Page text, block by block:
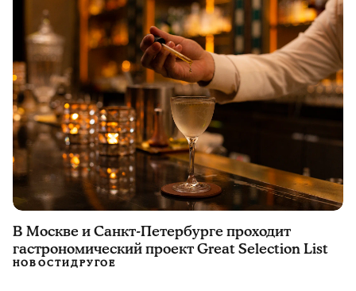
В Москве и Санкт-Петербурге проходит
гастрономический проект Great Selection List
НОВОСТИДРУГОЕ